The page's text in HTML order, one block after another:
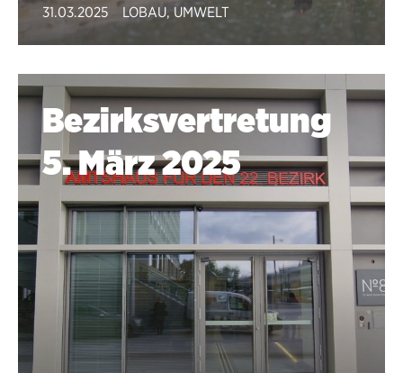
31.03.2025 LOBAU, UMWELT
Bezirksvertretung
5. März 2025